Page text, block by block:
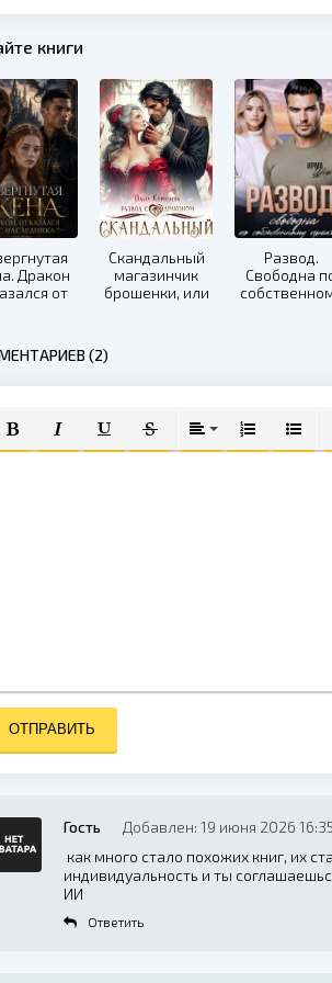
книги
Дракон
от
Скандальный
магазинчик
брошенки, или
Развод.
Свободна
(2)
КУРСИВПОДЧЕРКНУТЫЙ
ЗАЧЕРКНУТЫЙВЫРАВНИВАНИЕ
ОТПРАВИТЬ
Гость
Добавлен: 19 июня 2026 16:35
как много стало похожих книг, их
индивидуальность и ты
ИИ
Ответить